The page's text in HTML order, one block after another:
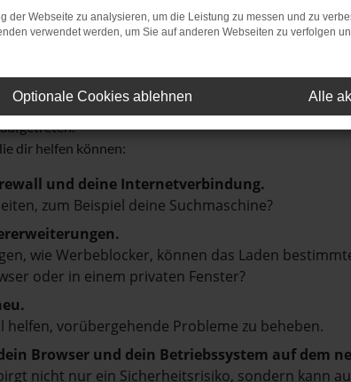
Error
dir helfen können:
und deine Internetverbindung.
zum Beispiel deine Suchmaschine?
wie Werbeblocker, können das Laden
oder in einem privaten Fenster?
helfen, vorübergehende Probleme zu beheben.
Browser und dein Betriebssystem auf dem
nicht nur ein Sicherheitsrisiko, sondern kann
der Webseite zu analysieren, um die Leistung zu messen und zu
verwendet werden, um Sie auf anderen Webseiten zu verfolgen
Optionale Cookies ablehnen Alle